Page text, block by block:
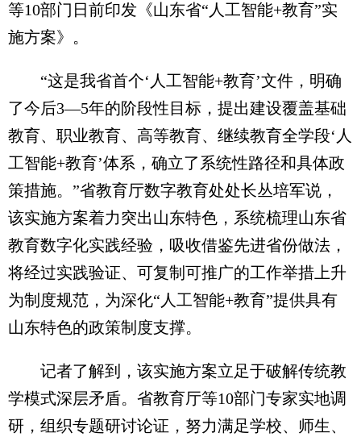
等10部门日前印发《山东省“人工智能+教育”实
施方案》。
“这是我省首个‘人工智能+教育’文件，明确
了今后3—5年的阶段性目标，提出建设覆盖基础
教育、职业教育、高等教育、继续教育全学段‘人
工智能+教育’体系，确立了系统性路径和具体政
策措施。”省教育厅数字教育处处长丛培军说，
该实施方案着力突出山东特色，系统梳理山东省
教育数字化实践经验，吸收借鉴先进省份做法，
将经过实践验证、可复制可推广的工作举措上升
为制度规范，为深化“人工智能+教育”提供具有
山东特色的政策制度支撑。
记者了解到，该实施方案立足于破解传统教
学模式深层矛盾。省教育厅等10部门专家实地调
研，组织专题研讨论证，努力满足学校、师生、